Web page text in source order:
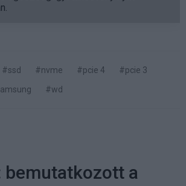
#ssd #nvme #pcie 4
#pcie 3
#wd
bemutatkozott a